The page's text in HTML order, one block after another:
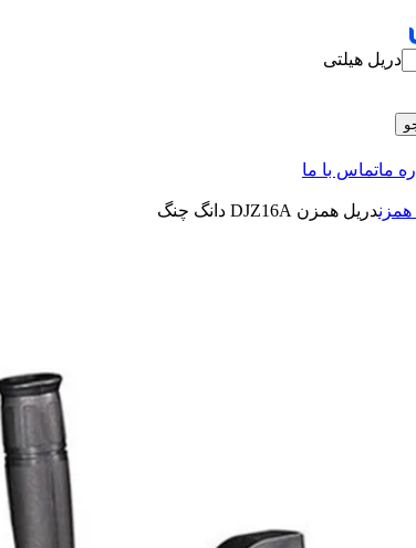
دریل هیلتی
ماتماس با ما
دریل همزن DJZ16A دانگ چنگ